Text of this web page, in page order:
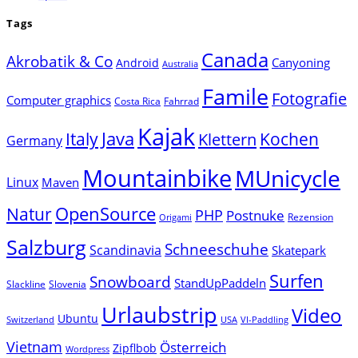
Tags
Akrobatik & Co Android Australia Canada Canyoning
Computer graphics Costa Rica Fahrrad Famile Fotografie
Germany Italy Java Kajak Klettern Kochen
Linux Maven MountainbikeMUnicycle
NaturOpenSource Origami PHP Postnuke Rezension
SalzburgScandinavia Schneeschuhe Skatepark
Slackline Slovenia Snowboard StandUpPaddeln Surfen
Switzerland Ubuntu Urlaubstrip USA VI-Paddling Video
Vietnam Wordpress Zipflbob Österreich